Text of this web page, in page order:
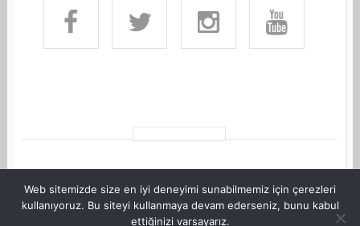
Web sitemizde size en iyi deneyimi sunabilmemiz için çerezleri
kullanıyoruz. Bu siteyi kullanmaya devam ederseniz, bunu kabul
ettiğinizi varsayarız.